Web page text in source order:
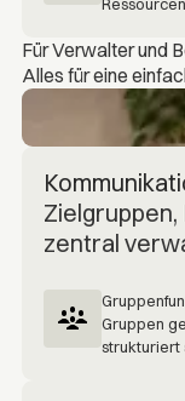
Für Verwalter und
Alles für eine
zentral
Gruppen
strukturiert